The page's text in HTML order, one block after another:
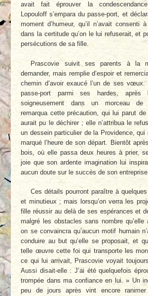
avait fait éprouver la
Lopouloff s’empara du passe-port, et
moment d’humeur, qu’il n’avait consenti
dans la certitude qu’on le lui refuserait, et
persécutions de sa fille.
Prascovie suivit ses parents à la
demander, mais remplie d’espoir et
chemin d’avoir exaucé l’un de ses
passe-port parmi ses hardes, après
soigneusement dans un morceau de
remarqua cette précaution, qui lui parut de
aurait pu le déchirer ; elle n’attribua le
un dessein particulier de la Providence, qui
marqué l’heure de son départ. Bientôt
bois, où elle passa deux heures à prier,
joie que son ardente imagination lui
aucun doute sur le succès de son
Ces détails pourront paraître à
et minutieux ; mais lorsqu’on verra les
fille réussir au delà de ses espérances et
malgré les obstacles sans nombre qu’elle
on se convaincra qu’aucun motif humain
conduire au but qu’elle se proposait, et
telle œuvre cette foi qui transporte les
ce qui lui arrivait, Prascovie voyait
Aussi disait-elle : J’ai été quelquefois
trompée dans ma confiance en lui. » Un
peu de jours après vint encore